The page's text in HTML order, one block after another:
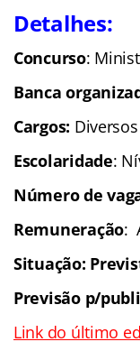
Detalhes:
Concurso:
Banca
Cargos: Diversos
Escolaridade:
Número de
Remuneração:
Situação:
Previsão p/
Link do último